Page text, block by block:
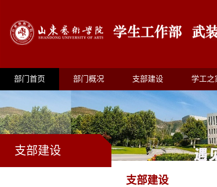
部门首页 部门概况 支部建设 学工之
支部建设
支部建设